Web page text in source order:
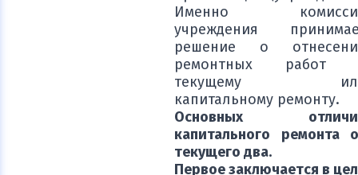
Именно
учреждения
решение о
ремонтных работ
текущему
капитальному ремонту.
Основных
капитального ремонта
текущего два.
Первое заключается в